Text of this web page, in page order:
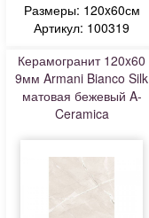
Размеры: 120x60см
Артикул: 100319
Керамогранит 120x60
9мм Armani Bianco Silk
матовая бежевый A-
Ceramica